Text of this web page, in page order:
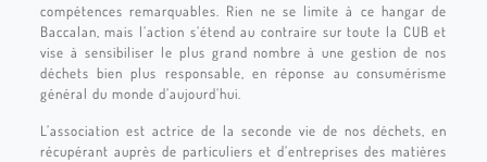
compétences remarquables. Rien ne se limite à ce hangar de
Baccalan, mais l’action s’étend au contraire sur toute la CUB et
vise à sensibiliser le plus grand nombre à une gestion de nos
déchets bien plus responsable, en réponse au consumérisme
général du monde d’aujourd’hui.
L’association est actrice de la seconde vie de nos déchets, en
récupérant auprès de particuliers et d’entreprises des matières